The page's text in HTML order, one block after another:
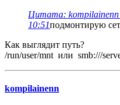
Цитата: kompilainenn
10:51подмонтирую
Как выглядит путь?
/run/user/mnt или smb:///
kompilainenn